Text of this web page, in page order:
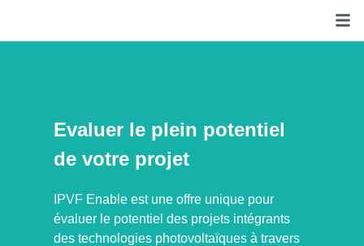
Evaluer le plein potentiel
de votre projet
IPVF Enable est une offre unique pour
évaluer le potentiel des projets intégrants
des technologies photovoltaïques à travers